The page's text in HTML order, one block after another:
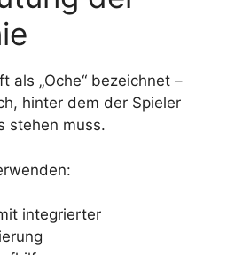
als „Oche“ bezeichnet –
hinter dem der Spieler
stehen muss.
integrierter